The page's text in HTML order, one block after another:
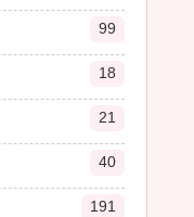
99
18
21
40
191